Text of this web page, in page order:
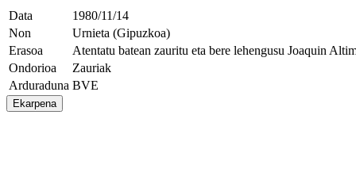
Data
1980/11/14
Non
Urnieta (Gipuzkoa)
Erasoa
Atentatu batean zauritu eta bere lehengusu Joaquin
Ondorioa
Zauriak
Arduraduna BVE